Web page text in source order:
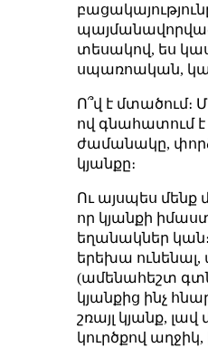
տեսակով, ես
սպառոական,
Ո՞վ է մտածում։
ով գնահատում է
ժամանակը,
կյանքը։
Ու այսպես մենք
որ կյանքի
եղանակներ
երեխա ունենալ,
(ամենահեշտ
կյանքից ինչ
շռայլ կյանք, լավ
կուրծքով